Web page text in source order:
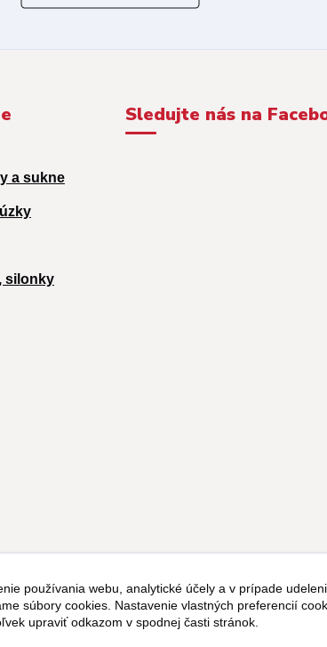
a sukne
silonky
Sledujte nás na
používania webu, analytické účely a v prípade
súbory cookies. Nastavenie vlastných preferencií
upraviť odkazom v spodnej časti stránok.